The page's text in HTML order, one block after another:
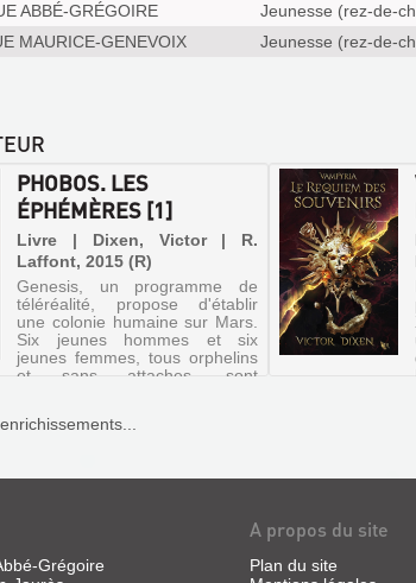
ABBÉ-GRÉGOIRE
Jeunesse (rez-de-
MAURICE-GENEVOIX
Jeunesse (rez-de-
PHOBOS. LES
ÉPHÉMÈRES [1]
Livre | Dixen, Victor | R.
Laffont, 2015 (R)
Genesis, un programme de
téléréalité, propose d'établir
une colonie humaine sur Mars.
Six jeunes hommes et six
jeunes femmes, tous orphelins
et sans attaches, sont
vaisse...
Grégoire
A propos du site
Plan du site